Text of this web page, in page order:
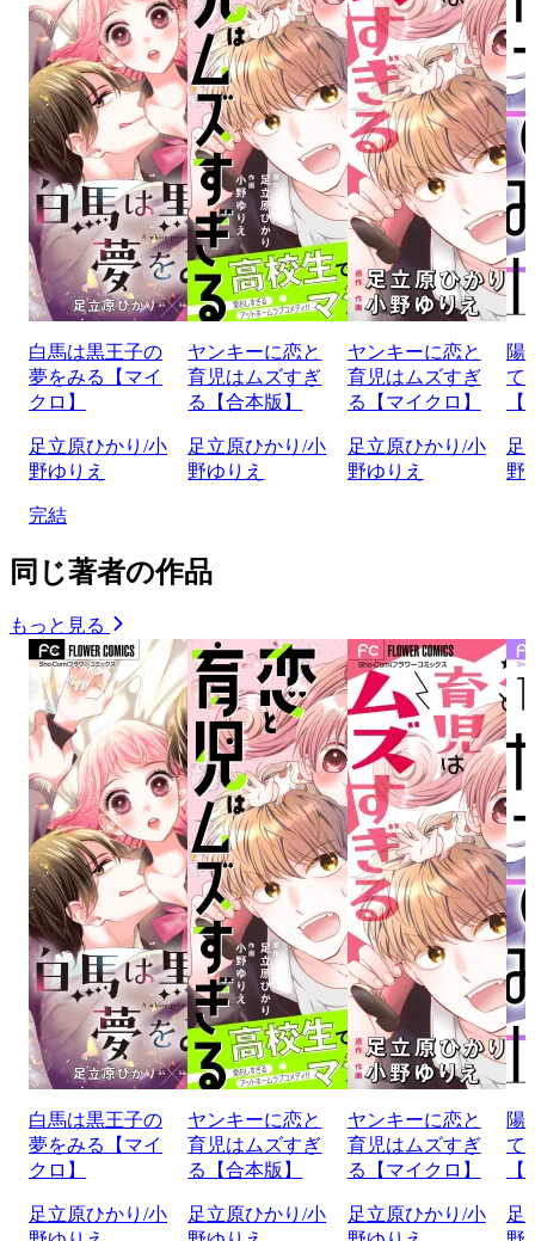
白馬は黒王子の
夢をみる【マイ
クロ】
足立原ひかり/小
野ゆりえ
完結
ヤンキーに恋と
育児はムズすぎ
る【合本版】
足立原ひかり/小
野ゆりえ
ヤンキーに恋と
育児はムズすぎ
る【マイクロ】
足立原ひかり/小
野ゆりえ
陽
て
足
野
同じ著者の作品
もっと見る
白馬は黒王子の
夢をみる【マイ
クロ】
足立原ひかり/小
ヤンキーに恋と
育児はムズすぎ
る【合本版】
足立原ひかり/小
ヤンキーに恋と
育児はムズすぎ
る【マイクロ】
足立原ひかり/小
陽
て
足